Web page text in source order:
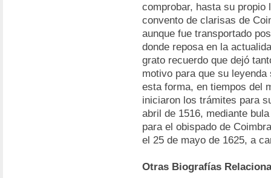
comprobar, hasta su propio
convento de clarisas de
aunque fue transportado
donde reposa en la
grato recuerdo que dejó
motivo para que su
esta forma, en tiempos del
iniciaron los trámites para
abril de 1516, mediante
para el obispado de
el 25 de mayo de 1625, a
Otras Biografías